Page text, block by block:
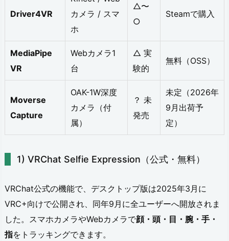
T
a
i
n
g
（V
C
F
T）
Driver4VR
カメラ / スマ
ホ
△〜
○
Steamで購入
MediaPipe
VR
Webカメラ1
台
△ 実
験的
無料（OSS）
Moverse
Capture
OAK-1W深度
カメラ（付
属）
？ 未
発売
未定（2026年
9月出荷予
定）
VRChat Selfie Expression（公式・無料）
VRChat公式の機能で、デスクトップ版は2025年3月に
VRC+向けで公開され、同年9月に全ユーザーへ開放されま
した。スマホカメラやWebカメラで顔・頭・目・腕・手・
指をトラッキングできます。